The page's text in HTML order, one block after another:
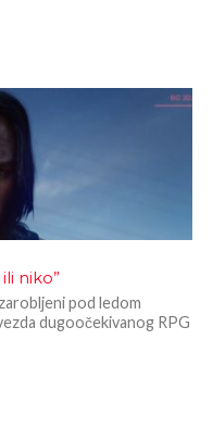
niko”
pod ledom
dugoočekivanog RPG